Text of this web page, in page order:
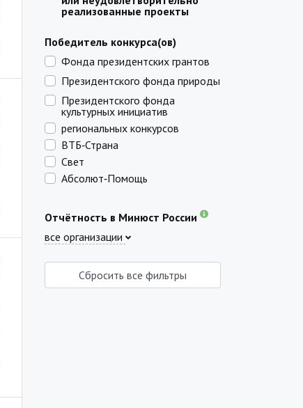
реализованные проекты
Победитель конкурса(ов)
Фонда президентских грантов
Президентского фонда природы
Президентского фонда
культурных инициатив
региональных конкурсов
ВТБ‑Страна
Свет
Абсолют‑Помощь
Отчётность в Минюст России
все организации
Сбросить все фильтры